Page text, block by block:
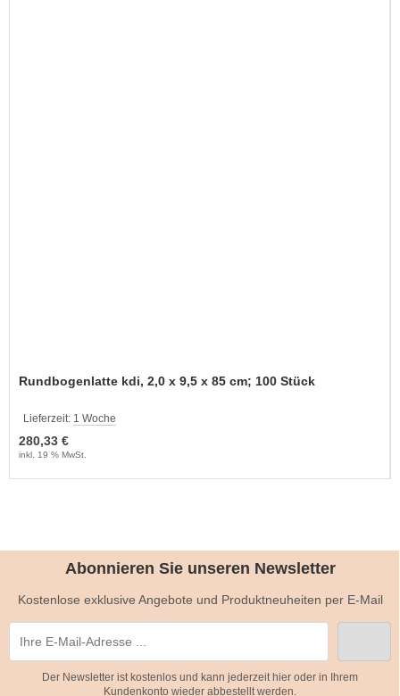
Rundbogenlatte kdi, 2,0 x 9,5 x 85 cm; 100 Stück
Lieferzeit: 1 Woche
280,33 €
inkl. 19 % MwSt.
Abonnieren Sie unseren Newsletter
Kostenlose exklusive Angebote und Produktneuheiten per E-Mail
Der Newsletter ist kostenlos und kann jederzeit hier oder in Ihrem
Kundenkonto wieder abbestellt werden.